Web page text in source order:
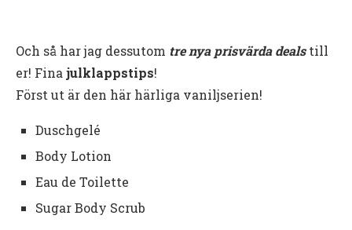
Och så har jag dessutom tre nya prisvärda dealstill
er! Fina julklappstips!
Först ut är den här härliga vaniljserien!
Duschgelé
Body Lotion
Eau de Toilette
Sugar Body Scrub